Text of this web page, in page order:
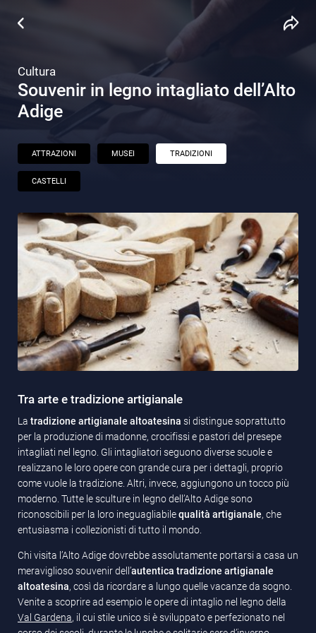
Cultura
Souvenir in legno intagliato dell’Alto
Adige
ATTRAZIONI MUSEI TRADIZIONI
CASTELLI
Tra arte e tradizione artigianale
La tradizione artigianale altoatesina si distingue soprattutto
per la produzione di madonne, crocifissi e pastori del presepe
intagliati nel legno. Gli intagliatori seguono diverse scuole e
realizzano le loro opere con grande cura per i dettagli, proprio
come vuole la tradizione. Altri, invece, aggiungono un tocco più
moderno. Tutte le sculture in legno dell’Alto Adige sono
riconoscibili per la loro ineguagliabilequalità artigianale, che
entusiasma i collezionisti di tutto il mondo.
Chi visita l’Alto Adige dovrebbe assolutamente portarsi a casa un
meraviglioso souvenir dell’autentica tradizione artigianale
altoatesina, così da ricordare a lungo quelle vacanze da sogno.
Venite a scoprire ad esempio le opere di intaglio nel legno della
Val Gardena, il cui stile unico si è sviluppato e perfezionato nel